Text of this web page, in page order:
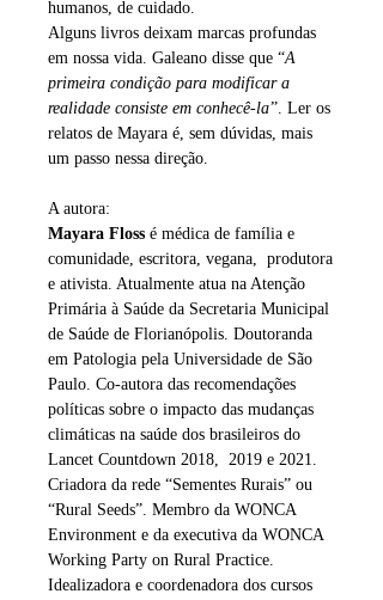
humanos, de cuidado.
Alguns livros deixam marcas profundas
em nossa vida. Galeano disse que “A
primeira condição para modificar a
realidade consiste em conhecê-la”. Ler os
relatos de Mayara é, sem dúvidas, mais
um passo nessa direção.
A autora:
Mayara Floss é médica de família e
comunidade, escritora, vegana, produtora
e ativista. Atualmente atua na Atenção
Primária à Saúde da Secretaria Municipal
de Saúde de Florianópolis. Doutoranda
em Patologia pela Universidade de São
Paulo. Co-autora das recomendações
políticas sobre o impacto das mudanças
climáticas na saúde dos brasileiros do
Lancet Countdown 2018, 2019 e 2021.
Criadora da rede “Sementes Rurais” ou
“Rural Seeds”. Membro da WONCA
Environment e da executiva da WONCA
Working Party on Rural Practice.
Idealizadora e coordenadora dos cursos